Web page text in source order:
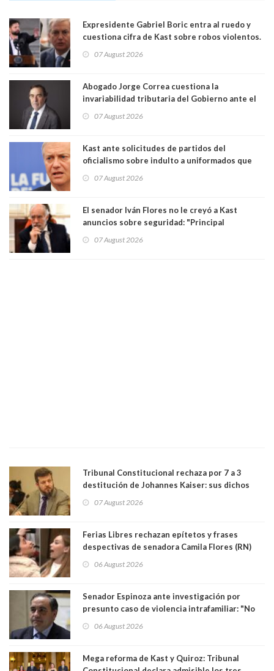
Expresidente Gabriel Boric entra al ruedo y
cuestiona cifra de Kast sobre robos violentos.
07 August 2026
Abogado Jorge Correa cuestiona la
invariabilidad tributaria del Gobierno ante el
democracia” y "defendemos la alternancia en el
07 August 2026
Kast ante solicitudes de partidos del
oficialismo sobre indulto a uniformados que
07 August 2026
El senador Iván Flores no le creyó a Kast
anuncios sobre seguridad: "Principal
perseguir ruta del dinero y levantar secreto
07 August 2026
Tribunal Constitucional rechaza por 7 a 3
destitución de Johannes Kaiser: sus dichos
justicia constitucional porque no es diputado
07 August 2026
Ferias Libres rechazan epítetos y frases
despectivas de senadora Camila Flores (RN)
06 August 2026
Senador Espinoza ante investigación por
presunto caso de violencia intrafamiliar: "No
antecedentes a Tribunal Supremo
06 August 2026
Mega reforma de Kast y Quiroz: Tribunal